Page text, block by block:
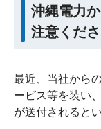
沖縄電力
注意くだ
最近、当社から
ービス等を装い
が送付されると